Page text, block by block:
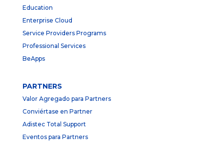
Education
Enterprise Cloud
Service Providers Programs
Professional Services
BeApps
PARTNERS
Valor Agregado para Partners
Conviértase en Partner
Adistec Total Support
Eventos para Partners